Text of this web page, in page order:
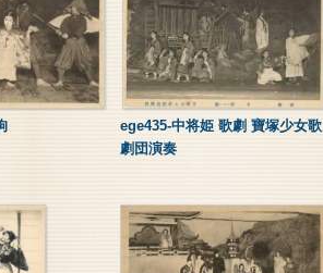
ege435-中将姫 歌劇 寶塚少女歌
劇団演奏